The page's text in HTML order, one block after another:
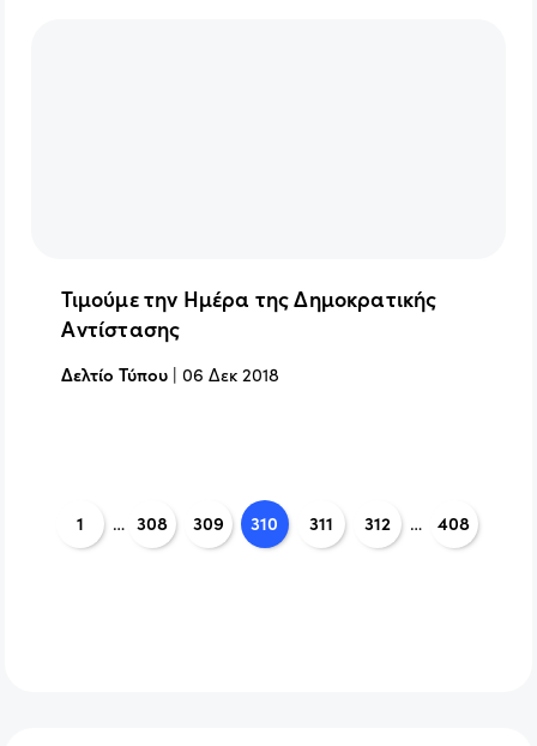
Τιμούμε την Ημέρα της Δημοκρατικής
Αντίστασης
Δελτίο Τύπου |06 Δεκ 2018
1 … 308 309 310 311 312 … 408